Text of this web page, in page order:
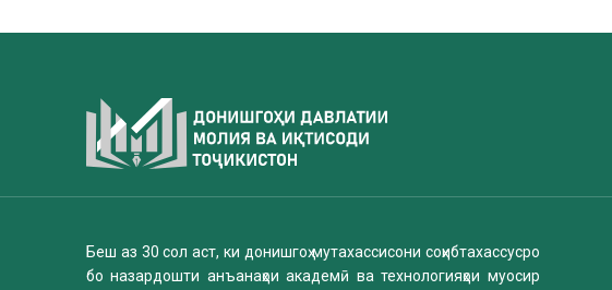
Беш аз 30 сол аст, ки донишгоҳ мутахассисони соҳибтахассусро
бо назардошти анъанаҳои академӣ ва технологияҳои муосир